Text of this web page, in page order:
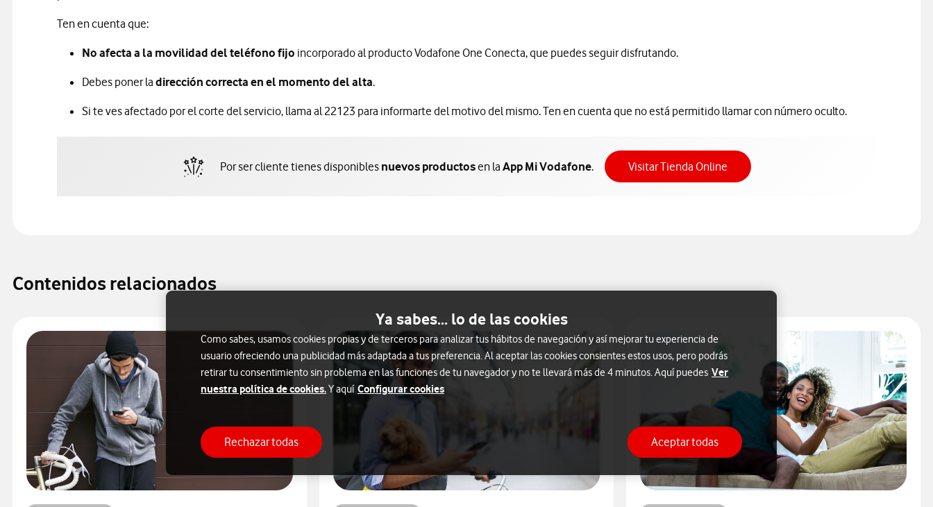
Ten en cuenta que:
No afecta a la movilidad del teléfono fijo incorporado al producto Vodafone One Conecta, que puedes seguir disfrutando.
Debes poner la dirección correcta en el momento del alta.
Si te ves afectado por el corte del servicio, llama al 22123 para informarte del motivo del mismo. Ten en cuenta que no está permitido llamar con número oculto.
Por ser cliente tienes disponibles nuevos productosen laApp Mi Vodafone. Visitar Tienda Online Acceso a Tienda Online
Contenidos relacionados
Ya sabes... lo de las cookies
Como sabes, usamos cookies propias y de terceros para analizar tus hábitos de navegación y así mejorar tu experiencia de
usuario ofreciendo una publicidad más adaptada a tus preferencia. Al aceptar las cookies consientes estos usos, pero podrás
retirar tu consentimiento sin problema en las funciones de tu navegador y no te llevará más de 4 minutos. Aquí puedes Ver
nuestra política de cookies.Y aquí Configurar cookies
Rechazar todas Aceptar todas